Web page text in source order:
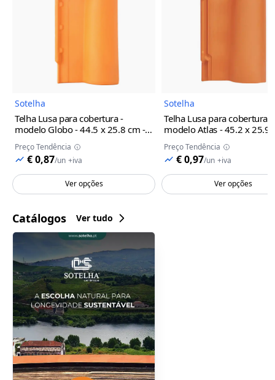
Sotelha
Telha Lusa para cobertura -
modelo Globo - 44.5 x 25.8 cm -
SOTELHA Natural
Preço Tendência
€ 0,87/un +iva
Ver opções
Sotelha
Telha Lusa para cobertura -
modelo Atlas - 45.2 x 25.9
SOTELHA Natural
Preço Tendência
€ 0,97/un +iva
Ver opções
Catálogos Ver tudo